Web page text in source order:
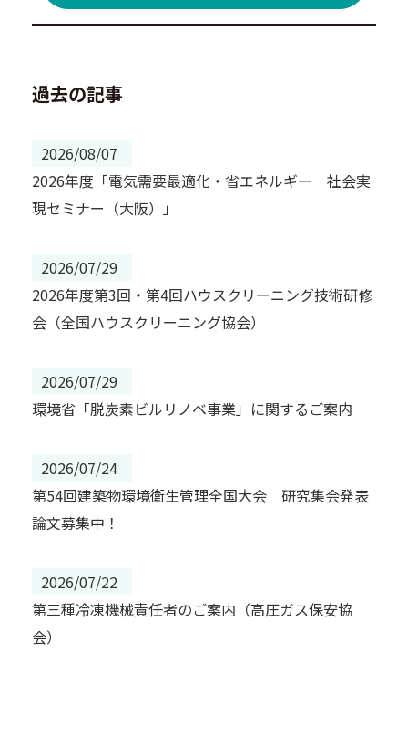
過去の記事
2026/08/07
2026年度「電気需要最適化・省エネルギー 社会実
現セミナー（大阪）」
2026/07/29
2026年度第3回・第4回ハウスクリーニング技術研修
会（全国ハウスクリーニング協会）
2026/07/29
環境省「脱炭素ビルリノベ事業」に関するご案内
2026/07/24
第54回建築物環境衛生管理全国大会 研究集会発表
論文募集中！
2026/07/22
第三種冷凍機械責任者のご案内（高圧ガス保安協
会）